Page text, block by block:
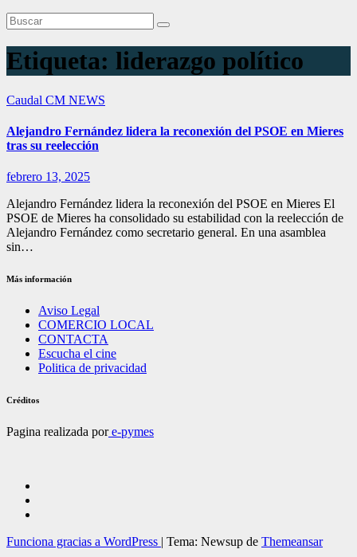
Etiqueta: liderazgo político
Caudal CM NEWS
Alejandro Fernández lidera la reconexión del PSOE en Mieres
tras su reelección
febrero 13, 2025
Alejandro Fernández lidera la reconexión del PSOE en Mieres El
PSOE de Mieres ha consolidado su estabilidad con la reelección de
Alejandro Fernández como secretario general. En una asamblea
sin…
Más información
Aviso Legal
COMERCIO LOCAL
CONTACTA
Escucha el cine
Politica de privacidad
Créditos
Pagina realizada pore-pymes
Funciona gracias a WordPress | Tema: Newsup de Themeansar